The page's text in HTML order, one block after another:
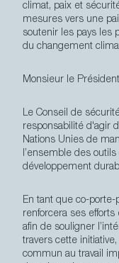
Navigation
Kontakt
Rechtliches
climat, paix et
mesures vers une
soutenir les pays les
du changement
Monsieur le
Le Conseil de
responsabilité d'agir
Nations Unies de
l’ensemble des
développement
En tant que co-porte-
renforcera ses efforts
afin de souligner
travers cette
commun au travail